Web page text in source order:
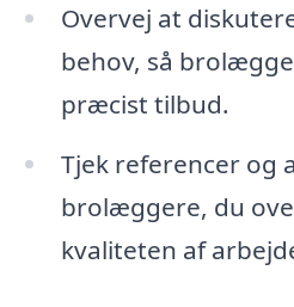
Overvej at
behov, så
præcist tilbud.
Tjek referencer og
brolæggere, du
kvaliteten af